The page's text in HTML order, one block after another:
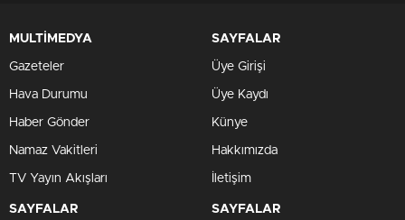
MULTİMEDYA
Gazeteler
Hava Durumu
Haber Gönder
Namaz Vakitleri
TV Yayın Akışları
SAYFALAR
Üye Girişi
Üye Kaydı
Künye
Hakkımızda
İletişim
SAYFALAR SAYFALAR